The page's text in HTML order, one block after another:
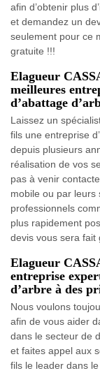
afin d’obtenir plus
et demandez un
seulement pour ce
gratuite !!!
Elagueur
meilleures
d’abattage
Laissez un
fils une entreprise
depuis plusieurs
réalisation de vos
pas à venir
mobile ou par leurs
professionnels
plus rapidement
devis vous sera fait
Elagueur
entreprise
d’arbre à des
Nous voulons
afin de vous aider
dans le secteur de
et faites appel aux
fils le leader dans